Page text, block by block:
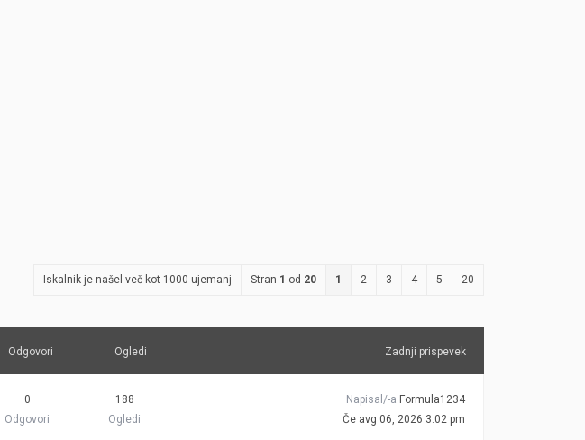
Iskalnik je našel več kot 1000 ujemanj Stran 1 od 20 1 2 3 4 5 20
Odgovori Ogledi Zadnji prispevek
0
Odgovori
188
Ogledi
Napisal/-a Formula1234
Če avg 06, 2026 3:02 pm